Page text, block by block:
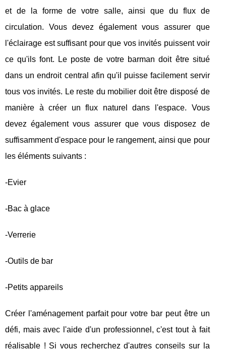
et de la forme de votre salle, ainsi que du flux de
circulation. Vous devez également vous assurer que
l'éclairage est suffisant pour que vos invités puissent voir
ce qu'ils font. Le poste de votre barman doit être situé
dans un endroit central afin qu'il puisse facilement servir
tous vos invités. Le reste du mobilier doit être disposé de
manière à créer un flux naturel dans l'espace. Vous
devez également vous assurer que vous disposez de
suffisamment d'espace pour le rangement, ainsi que pour
les éléments suivants :
-Evier
-Bac à glace
-Verrerie
-Outils de bar
-Petits appareils
Créer l'aménagement parfait pour votre bar peut être un
défi, mais avec l'aide d'un professionnel, c'est tout à fait
réalisable ! Si vous recherchez d'autres conseils sur la